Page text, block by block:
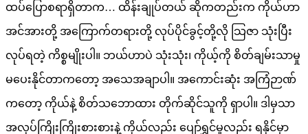
ထပ်ပြောစရာရှိတာက… ထိန်းချုပ်တယ် ဆိုကတည်းက ကိုယ်ဟာ
အင်အားတို့ အကြောက်တရားတို့ လုပ်ပိုင်ခွင့်တို့လို သြဇာ သုံးပြီး
လုပ်ရတဲ့ ကိစ္စမျိုးပါ။ ဘယ်ဟာပဲ သုံးသုံး၊ ကိုယ့်ကို စိတ်ချမ်းသာမှု
မပေးနိုင်တာကတော့ အသေအချာပါ။ အကောင်းဆုံး အကြံဉာဏ်
ကတော့ ကိုယ်နဲ့ စိတ်သဘောထား တိုက်ဆိုင်သူကို ရှာပါ။ ဒါမှသာ
အလုပ်ကြိုးကြိုးစားစားနဲ့ ကိုယ်လည်း ပျော်ရွှင်မှုလည်း ရနိုင်မှာ